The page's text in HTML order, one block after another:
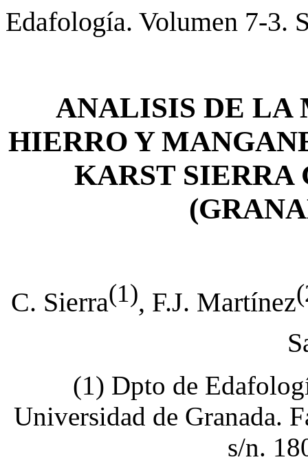
Edafología. Volumen 7-3.
ANALISIS DE LA
HIERRO Y
KARST SIERRA
C. Sierra(1), F.J. Martínez
(1) Dpto de
Universidad de Granada.
s/n.